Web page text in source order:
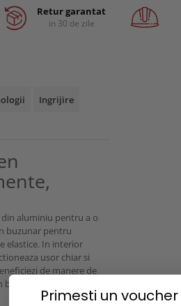
Retur garantat
in 30 de zile
Ingrijire
aluminiu pentru a o
buzunar pentru
elastice. In interior
usor chiar si
de manere de
special
Primesti un